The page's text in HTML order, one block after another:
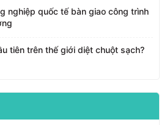
nghiệp quốc tế bàn giao công trình
tiên trên thế giới diệt chuột sạch?